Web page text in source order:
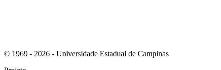
© 1969 - 2026 - Universidade Estadual de Campinas